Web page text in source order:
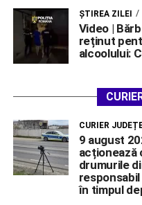
ŞTIREA ZILEI
Video |
reținut
alcoolului:
CURIER
9 august
acționează
drumurile
în timpul